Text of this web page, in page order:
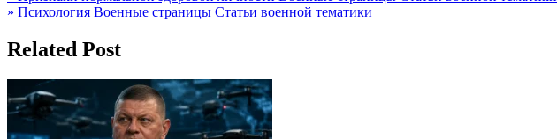
по
записям
» Психология Военные страницы Статьи военной тематики
Related Post